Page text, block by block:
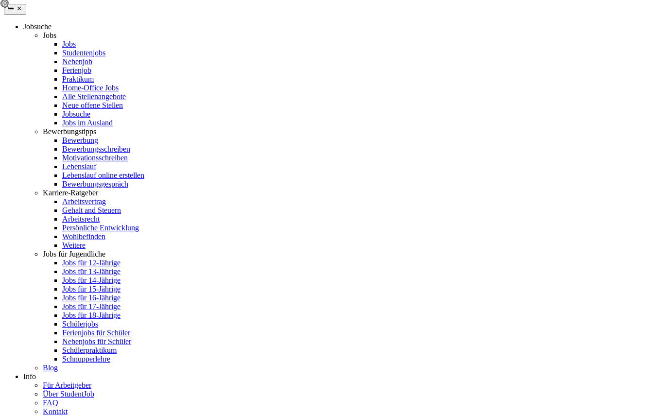
Jobsuche
Jobs
Jobs
Studentenjobs
Nebenjob
Ferienjob
Praktikum
Home-Office Jobs
Alle Stellenangebote
Neue offene Stellen
Jobsuche
Jobs im Ausland
Bewerbungstipps
Bewerbung
Bewerbungsschreiben
Motivationsschreiben
Lebenslauf
Lebenslauf online erstellen
Bewerbungsgespräch
Karriere-Ratgeber
Arbeitsvertrag
Gehalt and Steuern
Arbeitsrecht
Persönliche Entwicklung
Wohlbefinden
Weitere
Jobs für Jugendliche
Jobs für 12-Jährige
Jobs für 13-Jährige
Jobs für 14-Jährige
Jobs für 15-Jährige
Jobs für 16-Jährige
Jobs für 17-Jährige
Jobs für 18-Jährige
Schülerjobs
Ferienjobs für Schüler
Nebenjobs für Schüler
Schülerpraktikum
Schnupperlehre
Blog
Info
Für Arbeitgeber
Über StudentJob
FAQ
Kontakt